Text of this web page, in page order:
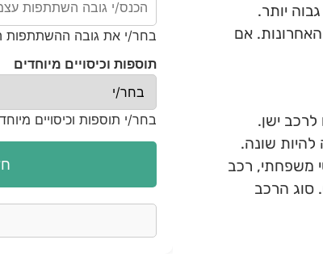
יותר.
אם
ישן.
שונה.
משפחתי, רכב
סוג הרכב
בחר/י את גובה
תוספות וכיסויים מיוחדים
בחר/י תוספות וכיסויים